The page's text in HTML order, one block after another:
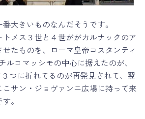
大きいものなんだそうです。
メス３世と４世ががカルナックのア
たものを、ローマ皇帝コスタンティ
ルコマッシモの中心に据えたのが、
３つに折れてるのが再発見されて、翌
サン・ジョヴァンニ広場に持って来
。